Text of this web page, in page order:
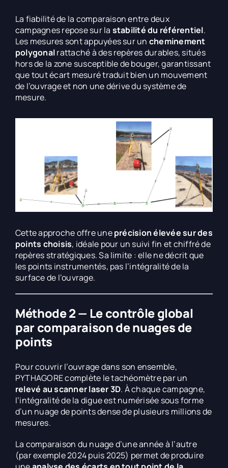
La fiabilité de la comparaison entre deux
campagnes repose sur la stabilité du référentiel.
Les mesures sont appuyées sur un cheminement
polygonalrattaché à des repères durables, situés
hors de la zone susceptible de bouger, garantissant
que tout écart mesuré traduit bien un mouvement
de l’ouvrage et non une dérive du système de
mesure.
Cette approche offre uneprécision élevée sur des
points choisis, idéale pour un suivi fin et chiffré de
repères stratégiques. Sa limite : elle ne décrit que
les points instrumentés, pas l’intégralité de la
surface de l’ouvrage.
Méthode 2 — Le contrôle global
par comparaison de nuages de
points
Pour couvrir l’ouvrage dans son ensemble,
PYTHAGORE complète le tachéomètre par un
relevé au scanner laser 3D. À chaque campagne,
l’intégralité de la digue est numérisée sous forme
d’un nuage de points dense de plusieurs millions de
mesures.
La comparaison du nuage d’une année à l’autre
(par exemple 2024 puis 2025) permet de produire